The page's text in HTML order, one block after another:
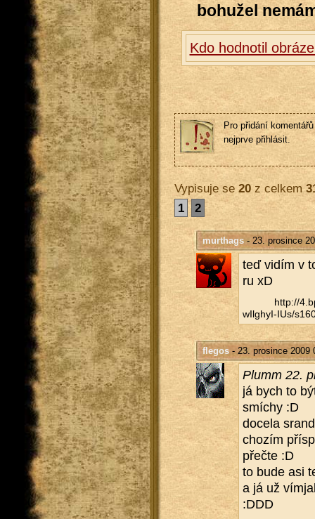
bohužel
Kdo hodnotil
Pro přidání
nejprve přihlásit.
Vypisuje se 20z celkem
1
2
murthags- 23. prosince
teď vidím v
ru xD
http://​
wIlghyI-IUs/​
flegos- 23. prosince 2009
Plumm 22.
já bych to
smí­chy :D
do­ce­la
cho­zím
pře­čte :D
to bude asi
a já už
:DDD